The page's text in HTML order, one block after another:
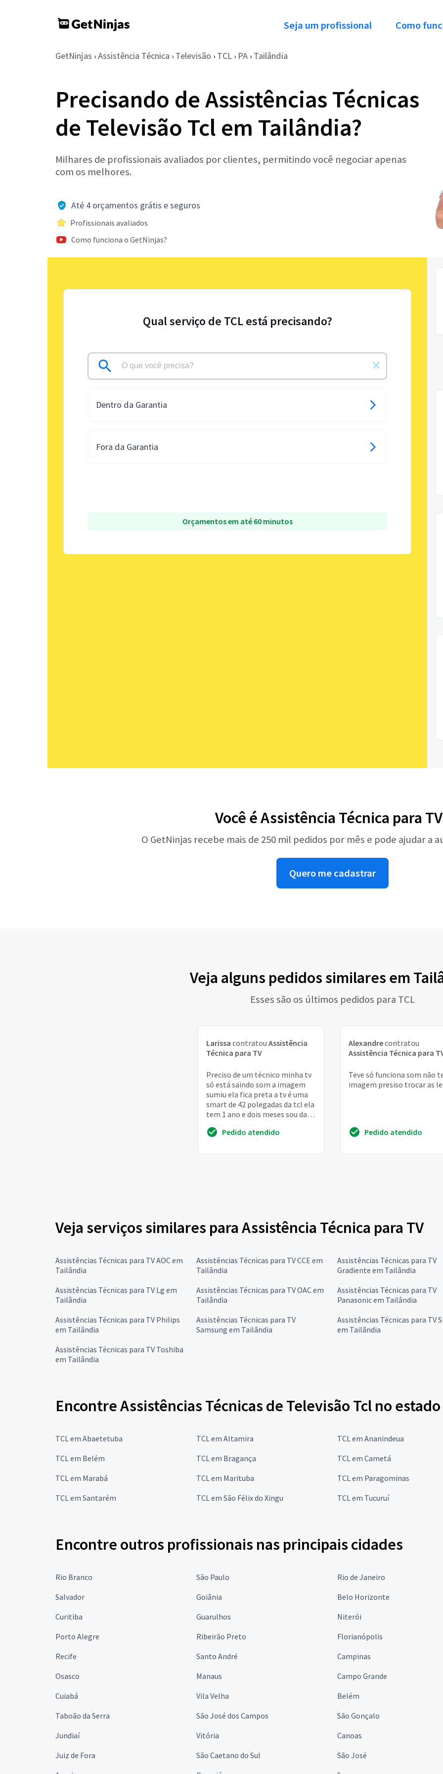
Seja um profissional Como
GetNinjas › Assistência Técnica › Televisão › TCL › PA › Tailândia
Precisando de Assistências Técnicas
de Televisão Tcl em Tailândia?
Milhares de profissionais avaliados por clientes, permitindo você negociar apenas
com os melhores.
Até 4 orçamentos grátis e seguros
Profissionais avaliados
Como funciona o GetNinjas?
Qual serviço de TCL está precisando?
Dentro da Garantia
Fora da Garantia
Orçamentos em até 60 minutos
Você é Assistência Técnica para
O GetNinjas recebe mais de 250 mil pedidos por mês e pode ajudar a
Quero me cadastrar
Veja alguns pedidos similares em
Esses são os últimos pedidos para TCL
Larissa contratou Assistência
Técnica para TV
Preciso de um técnico minha tv
só está saindo som a imagem
sumiu ela fica preta a tv é uma
smart de 42 polegadas da tcl ela
tem 1 ano e dois meses sou da
Pedido atendido
Alexandrecontratou
Assistência Técnica para
Teve só funciona som não
imagem presiso trocar as
Pedido atendido
Veja serviços similares para Assistência Técnica para TV
Assistências Técnicas para TV AOC em
Tailândia
Assistências Técnicas para TV CCE em
Tailândia
Assistências Técnicas para TV
Gradiente em Tailândia
Assistências Técnicas para TV Lg em
Tailândia
Assistências Técnicas para TV OAC em
Tailândia
Assistências Técnicas para TV
Panasonic em Tailândia
Assistências Técnicas para TV Philips
em Tailândia
Assistências Técnicas para TV
Samsung em Tailândia
Assistências Técnicas para TV
em Tailândia
Assistências Técnicas para TV Toshiba
em Tailândia
Encontre Assistências Técnicas de Televisão Tcl no
TCL em Abaetetuba TCL em Altamira TCL em Ananindeua
TCL em Belém
TCL em Bragança TCL em Cametá
TCL em Marabá
TCL em Marituba TCL em Paragominas
TCL em Santarém
TCL em São Félix do Xingu TCL em Tucuruí
Encontre outros profissionais nas principais cidades
Rio Branco São Paulo Rio de Janeiro
Salvador
Goiânia Belo Horizonte
Curitiba
Guarulhos Niterói
Porto Alegre
Ribeirão Preto Florianópolis
Recife
Santo André Campinas
Osasco
Manaus Campo Grande
Cuiabá
Vila Velha Belém
Taboão da Serra
São José dos Campos São Gonçalo
Jundiaí
Vitória Canoas
Juiz de Fora
São Caetano do Sul São José